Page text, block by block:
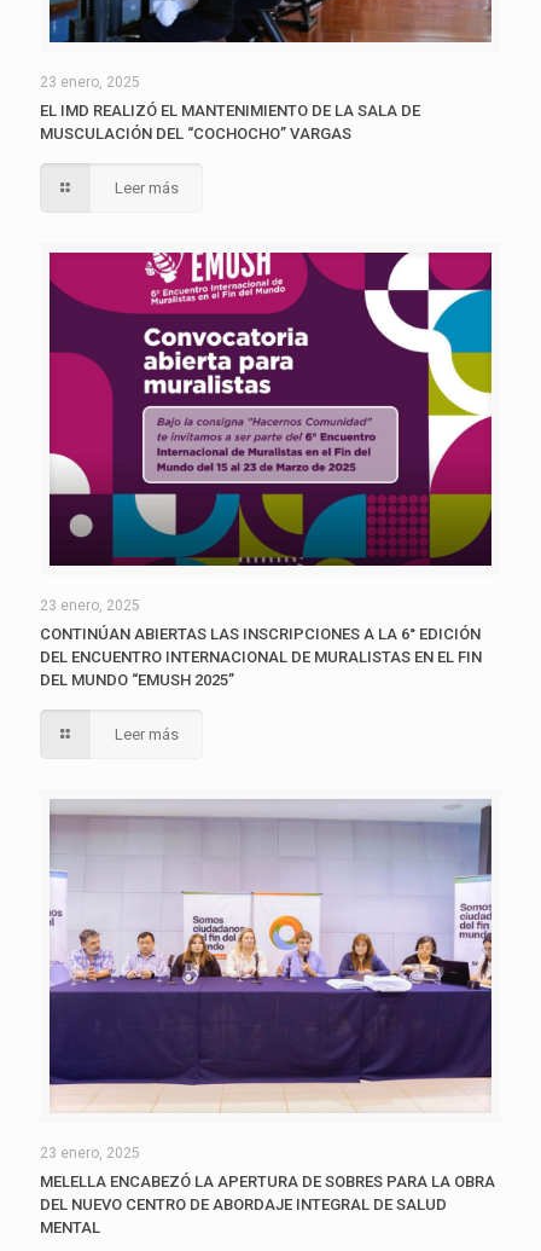
23 enero, 2025
EL IMD REALIZÓ EL MANTENIMIENTO DE LA SALA DE
MUSCULACIÓN DEL “COCHOCHO” VARGAS
Leer más
23 enero, 2025
CONTINÚAN ABIERTAS LAS INSCRIPCIONES A LA 6° EDICIÓN
DEL ENCUENTRO INTERNACIONAL DE MURALISTAS EN EL FIN
DEL MUNDO “EMUSH 2025”
Leer más
23 enero, 2025
MELELLA ENCABEZÓ LA APERTURA DE SOBRES PARA LA OBRA
DEL NUEVO CENTRO DE ABORDAJE INTEGRAL DE SALUD
MENTAL